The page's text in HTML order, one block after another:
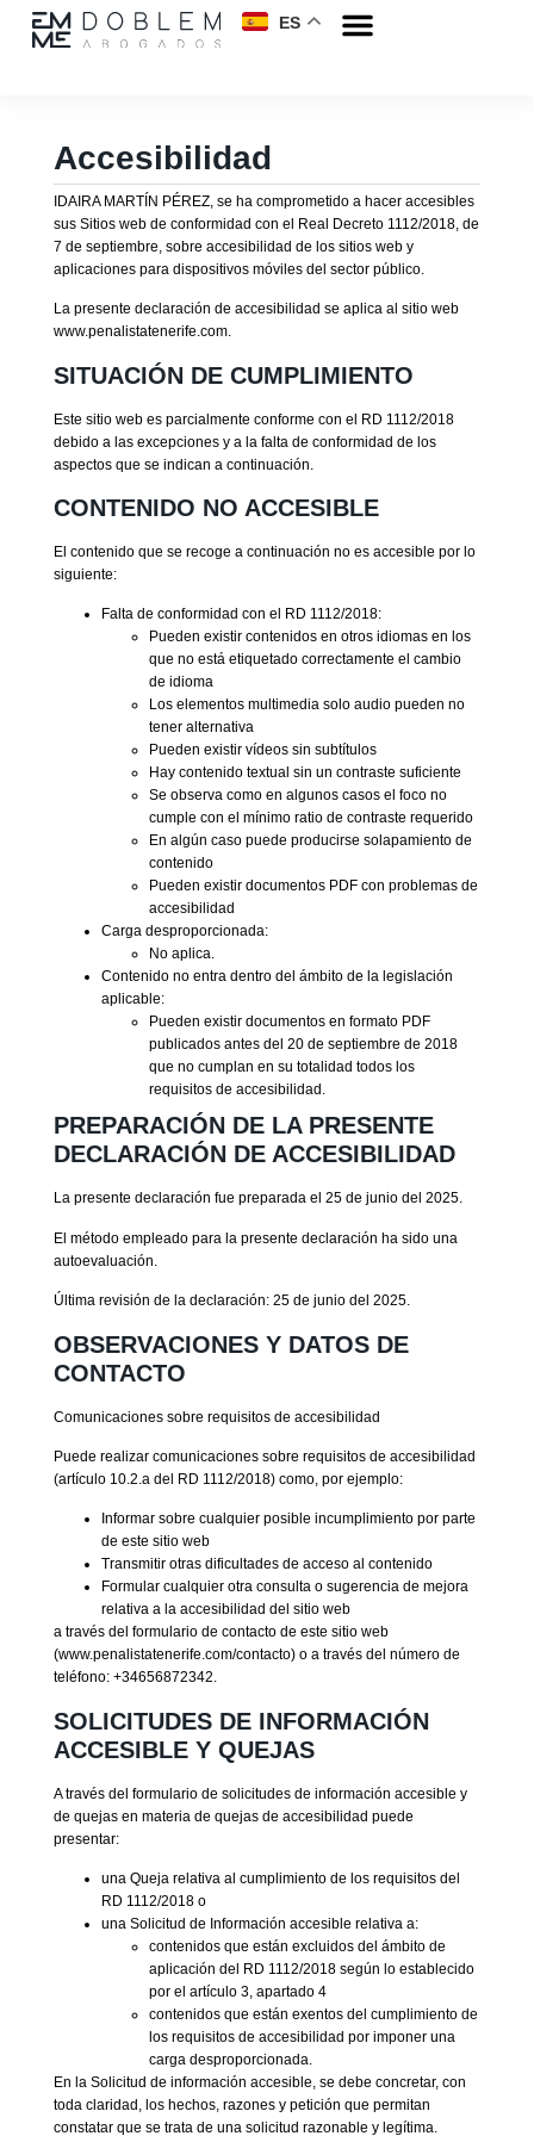
ES
Accesibilidad
IDAIRA MARTÍN PÉREZ, se ha comprometido a hacer accesibles
sus Sitios web de conformidad con el Real Decreto 1112/2018, de
7 de septiembre, sobre accesibilidad de los sitios web y
aplicaciones para dispositivos móviles del sector público.
La presente declaración de accesibilidad se aplica al sitio web
www.penalistatenerife.com.
SITUACIÓN DE CUMPLIMIENTO
Este sitio web es parcialmente conforme con el RD 1112/2018
debido a las excepciones y a la falta de conformidad de los
aspectos que se indican a continuación.
CONTENIDO NO ACCESIBLE
El contenido que se recoge a continuación no es accesible por lo
siguiente:
Falta de conformidad con el RD 1112/2018:
Pueden existir contenidos en otros idiomas en los
que no está etiquetado correctamente el cambio
de idioma
Los elementos multimedia solo audio pueden no
tener alternativa
Pueden existir vídeos sin subtítulos
Hay contenido textual sin un contraste suficiente
Se observa como en algunos casos el foco no
cumple con el mínimo ratio de contraste requerido
En algún caso puede producirse solapamiento de
contenido
Pueden existir documentos PDF con problemas de
accesibilidad
Carga desproporcionada:
No aplica.
Contenido no entra dentro del ámbito de la legislación
aplicable:
Pueden existir documentos en formato PDF
publicados antes del 20 de septiembre de 2018
que no cumplan en su totalidad todos los
requisitos de accesibilidad.
PREPARACIÓN DE LA PRESENTE
DECLARACIÓN DE ACCESIBILIDAD
La presente declaración fue preparada el 25 de junio del 2025.
El método empleado para la presente declaración ha sido una
autoevaluación.
Última revisión de la declaración: 25 de junio del 2025.
OBSERVACIONES Y DATOS DE
CONTACTO
Comunicaciones sobre requisitos de accesibilidad
Puede realizar comunicaciones sobre requisitos de accesibilidad
(artículo 10.2.a del RD 1112/2018) como, por ejemplo:
Informar sobre cualquier posible incumplimiento por parte
de este sitio web
Transmitir otras dificultades de acceso al contenido
Formular cualquier otra consulta o sugerencia de mejora
relativa a la accesibilidad del sitio web
a través del formulario de contacto de este sitio web
(www.penalistatenerife.com/contacto) o a través del número de
teléfono: +34656872342.
SOLICITUDES DE INFORMACIÓN
ACCESIBLE Y QUEJAS
A través del formulario de solicitudes de información accesible y
de quejas en materia de quejas de accesibilidad puede
presentar:
una Queja relativa al cumplimiento de los requisitos del
RD 1112/2018 o
una Solicitud de Información accesible relativa a:
contenidos que están excluidos del ámbito de
aplicación del RD 1112/2018 según lo establecido
por el artículo 3, apartado 4
contenidos que están exentos del cumplimiento de
los requisitos de accesibilidad por imponer una
carga desproporcionada.
En la Solicitud de información accesible, se debe concretar, con
toda claridad, los hechos, razones y petición que permitan
constatar que se trata de una solicitud razonable y legítima.